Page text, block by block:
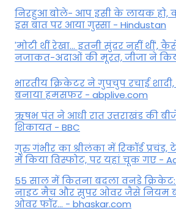
निरहुआ बोले- आप इसी के लायक हो,
इस बात पर आया गुस्सा - Hindustan
'मोटी थीं रेखा... इतनी सुंदर नहीं थीं',
नजाकत-अदाओं की मूरत, जीजा ने
भारतीय क्रिकेटर ने गुपचुप रचाई
बनाया हमसफर - abplive.com
ऋषभ पंत ने आधी रात उत्तराखंड की
शिकायत - BBC
गुरु गंभीर का श्रीलंका में र‍िकॉर्ड
में किया व‍िस्फोट, पर यहां चूक गए -
55 साल में कितना बदला वनडे
नाइट मैच और सुपर ओवर जैसे नियम
ओवर फॉर... - bhaskar.com